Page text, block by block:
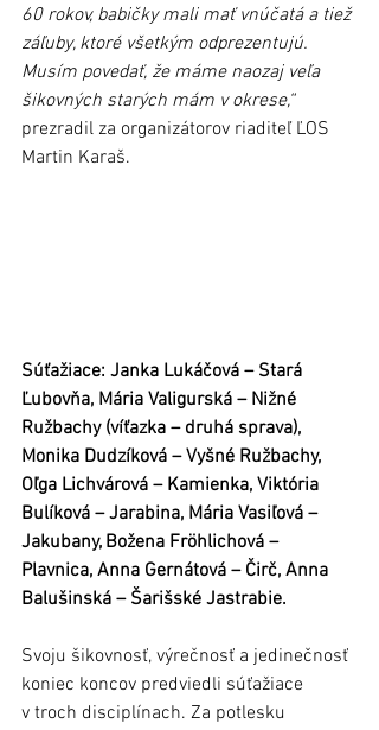
60 rokov, babičky mali mať vnúčatá a tiež
záľuby, ktoré všetkým odprezentujú.
Musím povedať, že máme naozaj veľa
šikovných starých mám v okrese,“
prezradil za organizátorov riaditeľ ĽOS
Martin Karaš.
Súťažiace: Janka Lukáčová – Stará
Ľubovňa, Mária Valigurská – Nižné
Ružbachy (víťazka – druhá sprava),
Monika Dudzíková – Vyšné Ružbachy,
Oľga Lichvárová – Kamienka, Viktória
Bulíková – Jarabina, Mária Vasiľová –
Jakubany, Božena Fröhlichová –
Plavnica, Anna Gernátová – Čirč, Anna
Balušinská – Šarišské Jastrabie.
Svoju šikovnosť, výrečnosť a jedinečnosť
koniec koncov predviedli súťažiace
v troch disciplínach. Za potlesku